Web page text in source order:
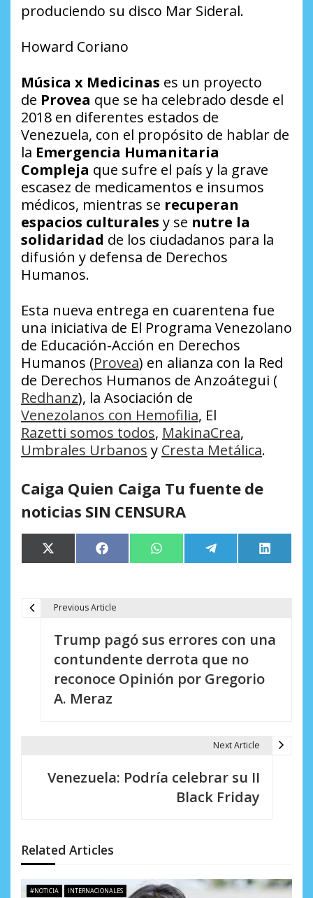
produciendo su disco Mar Sideral.
Howard Coriano
Música x Medicinas es un proyecto
de Provea que se ha celebrado desde el
2018 en diferentes estados de
Venezuela, con el propósito de hablar de
la Emergencia Humanitaria
Compleja que sufre el país y la grave
escasez de medicamentos e insumos
médicos, mientras se recuperan
espacios culturales y se nutre la
solidaridad de los ciudadanos para la
difusión y defensa de Derechos
Humanos.
Esta nueva entrega en cuarentena fue
una iniciativa de El Programa Venezolano
de Educación-Acción en Derechos
Humanos (Provea) en alianza con la Red
de Derechos Humanos de Anzoátegui (
Redhanz), la Asociación de
Venezolanos con Hemofilia, El
Razetti somos todos, MakinaCrea,
Umbrales Urbanos y Cresta Metálica.
Caiga Quien Caiga Tu fuente de
noticias SIN CENSURA
Compartir
en
X
(Twitter)
Compartir
en
Facebook Compartir
en
WhatsApp Compartir
en
Telegram
en
LinkedIn
n
d
Previous Article
Trump pagó sus errores con una
contundente derrota que no
reconoce Opinión por Gregorio
A. Meraz
Next Article
Venezuela: Podría celebrar su II
Black Friday
Related Articles
#NOTICIA INTERNACIONALES